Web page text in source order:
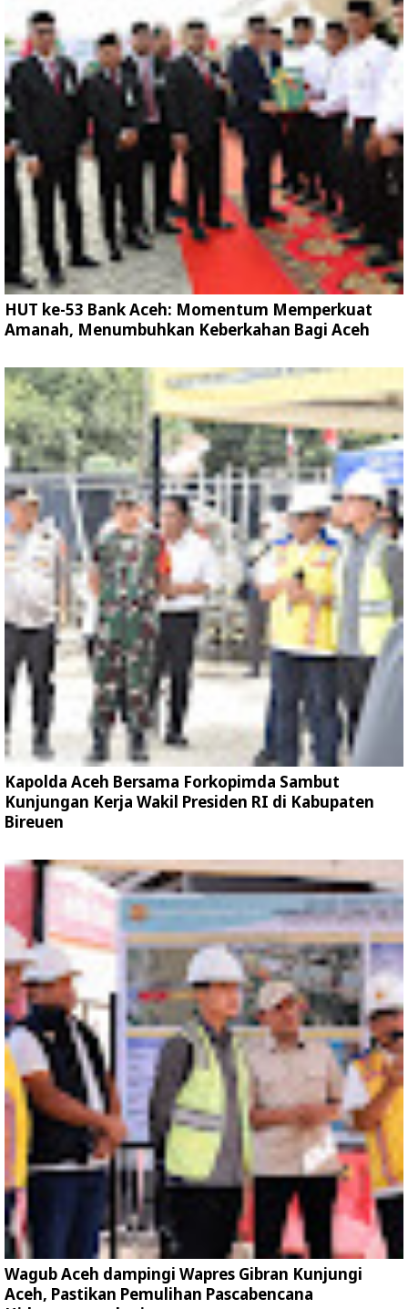
HUT ke-53 Bank Aceh: Momentum Memperkuat
Amanah, Menumbuhkan Keberkahan Bagi Aceh
Kapolda Aceh Bersama Forkopimda Sambut
Kunjungan Kerja Wakil Presiden RI di Kabupaten
Bireuen
Wagub Aceh dampingi Wapres Gibran Kunjungi
Aceh, Pastikan Pemulihan Pascabencana